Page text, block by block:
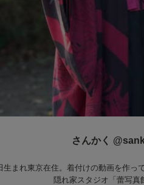
さんかく
生まれ東京在住。着付けの動画を作っ
隠れ家スタジオ「蕾写真